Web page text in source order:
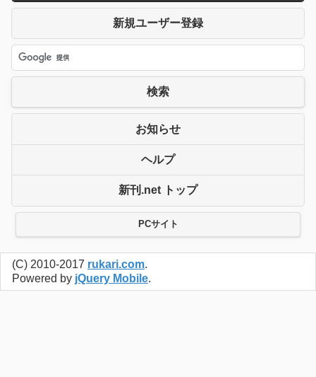
新規ユーザー登録
検索
お知らせ
ヘルプ
新刊.net トップ
PCサイト
(C) 2010-2017 rukari.com.
Powered by jQuery Mobile.